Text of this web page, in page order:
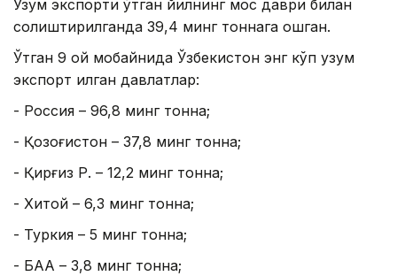
Узум экспорти ўтган йилнинг мос даври билан
солиштирилганда 39,4 минг тоннага ошган.
Ўтган 9 ой мобайнида Ўзбекистон энг кўп узум
экспорт қилган давлатлар:
- Россия – 96,8 минг тонна;
- Қозоғистон – 37,8 минг тонна;
- Қирғиз Р. – 12,2 минг тонна;
- Хитой – 6,3 минг тонна;
- Туркия – 5 минг тонна;
- БАА – 3,8 минг тонна;